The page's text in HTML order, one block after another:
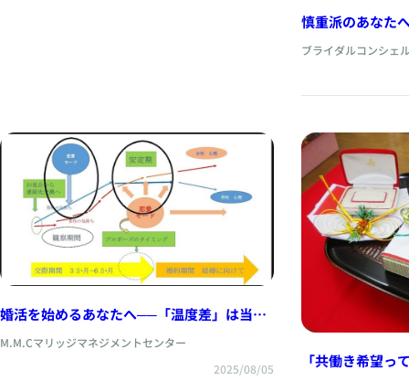
慎重派のあなた
ブライダルコンシェ
婚活を始めるあなたへ──「温度差」は当た
M.M.Cマリッジマネジメントセンター
2025/08/05
「共働き希望っ